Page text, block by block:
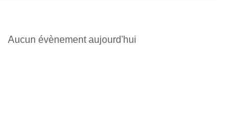
Aucun évènement aujourd'hui